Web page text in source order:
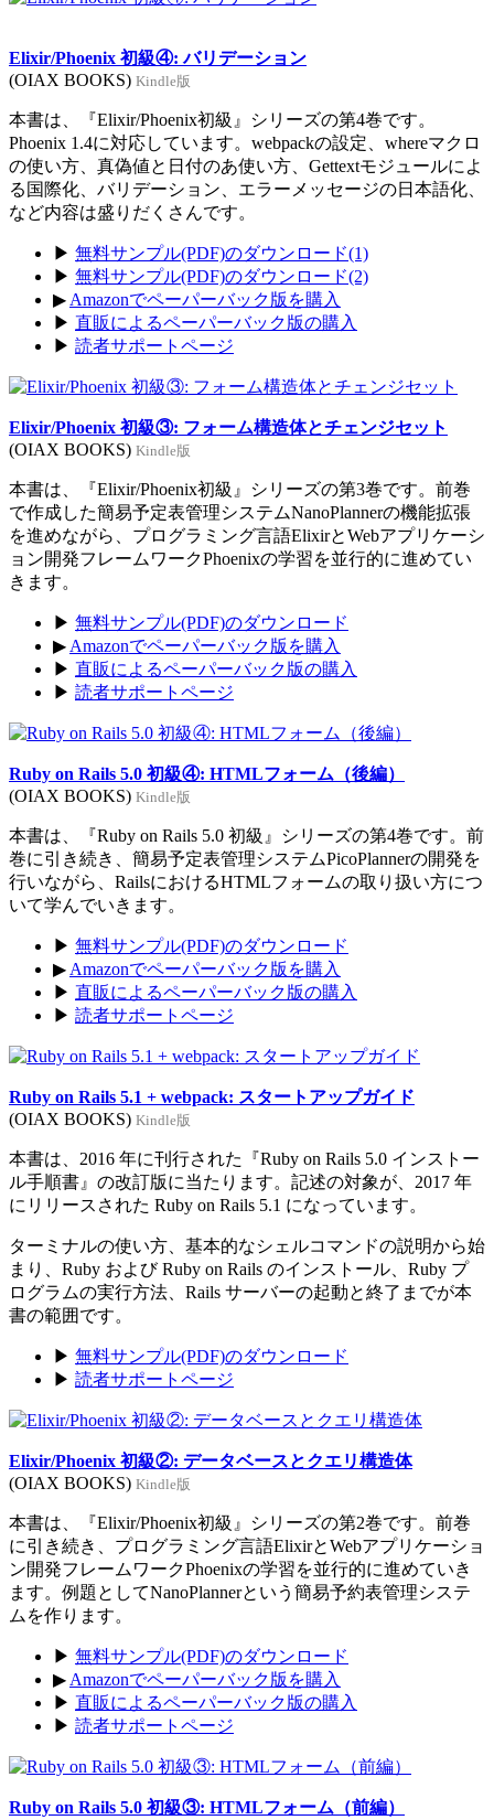
Elixir/Phoenix 初級④: バリデーション
(OIAX BOOKS) Kindle版
本書は、『Elixir/Phoenix初級』シリーズの第4巻です。
Phoenix 1.4に対応しています。webpackの設定、whereマクロ
の使い方、真偽値と日付のあ使い方、Gettextモジュールによ
る国際化、バリデーション、エラーメッセージの日本語化、
など内容は盛りだくさんです。
▶ 無料サンプル(PDF)のダウンロード(1)
▶ 無料サンプル(PDF)のダウンロード(2)
▶ Amazonでペーパーバック版を購入
▶ 直販によるペーパーバック版の購入
▶ 読者サポートページ
Elixir/Phoenix 初級③: フォーム構造体とチェンジセット
(OIAX BOOKS) Kindle版
本書は、『Elixir/Phoenix初級』シリーズの第3巻です。前巻
で作成した簡易予定表管理システムNanoPlannerの機能拡張
を進めながら、プログラミング言語ElixirとWebアプリケーシ
ョン開発フレームワークPhoenixの学習を並行的に進めてい
きます。
▶ 無料サンプル(PDF)のダウンロード
▶ Amazonでペーパーバック版を購入
▶ 直販によるペーパーバック版の購入
▶ 読者サポートページ
Ruby on Rails 5.0 初級④: HTMLフォーム（後編）
(OIAX BOOKS) Kindle版
本書は、『Ruby on Rails 5.0 初級』シリーズの第4巻です。前
巻に引き続き、簡易予定表管理システムPicoPlannerの開発を
行いながら、RailsにおけるHTMLフォームの取り扱い方につ
いて学んでいきます。
▶ 無料サンプル(PDF)のダウンロード
▶ Amazonでペーパーバック版を購入
▶ 直販によるペーパーバック版の購入
▶ 読者サポートページ
Ruby on Rails 5.1 + webpack: スタートアップガイド
(OIAX BOOKS) Kindle版
本書は、2016 年に刊行された『Ruby on Rails 5.0 インストー
ル手順書』の改訂版に当たります。記述の対象が、2017 年
にリリースされた Ruby on Rails 5.1 になっています。
ターミナルの使い方、基本的なシェルコマンドの説明から始
まり、Ruby および Ruby on Rails のインストール、Ruby プ
ログラムの実行方法、Rails サーバーの起動と終了までが本
書の範囲です。
▶ 無料サンプル(PDF)のダウンロード
▶ 読者サポートページ
Elixir/Phoenix 初級②: データベースとクエリ構造体
(OIAX BOOKS) Kindle版
本書は、『Elixir/Phoenix初級』シリーズの第2巻です。前巻
に引き続き、プログラミング言語ElixirとWebアプリケーショ
ン開発フレームワークPhoenixの学習を並行的に進めていき
ます。例題としてNanoPlannerという簡易予約表管理システ
ムを作ります。
▶ 無料サンプル(PDF)のダウンロード
▶ Amazonでペーパーバック版を購入
▶ 直販によるペーパーバック版の購入
▶ 読者サポートページ
Ruby on Rails 5.0 初級③: HTMLフォーム（前編）